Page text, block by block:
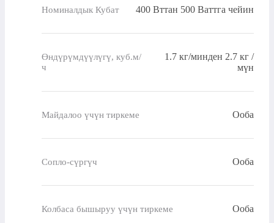
Номиналдык Кубат 400 Вттан 500 Ваттга чейин
Өндүрүмдүүлүгү, куб.м/
ч
1.7 кг/минден 2.7 кг /
мүн
Майдалоо үчүн тиркеме Ооба
Сопло-сүргүч Ооба
Колбаса бышыруу үчүн тиркеме Ооба